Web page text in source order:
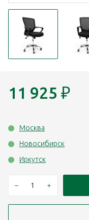
11 925 ₽
Москва
Новосибирск
Иркутск
– +